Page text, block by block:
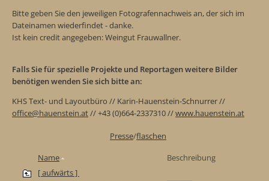
Bitte geben Sie den jeweiligen Fotografennachweis an, der sich im
Dateinamen wiederfindet - danke.
Ist kein credit angegeben: Weingut Frauwallner.
Falls Sie für spezielle Projekte und Reportagen weitere Bilder
benötigen wenden Sie sich bitte an:
KHS Text- und Layoutbüro // Karin-Hauenstein-Schnurrer //
office@hauenstein.at// +43 (0)664-2337310 //www.hauenstein.at
Presse/flaschen
Name
Beschreibung
[ aufwärts ]